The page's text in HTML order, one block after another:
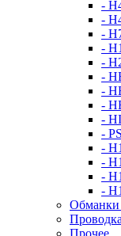
-
-
-
-
-
-
-
-
-
-
-
-
-
-
Обманки
Проводка
Прочее